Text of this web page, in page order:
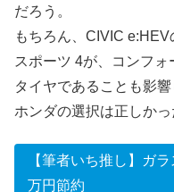
だろう。
もちろん、CIVIC
スポーツ 4が、コンフ
タイヤであることも影響
ホンダの選択は正しかっ
【筆者いち推し】ガ
万円節約